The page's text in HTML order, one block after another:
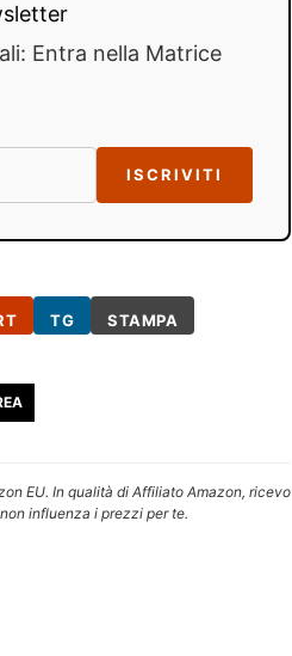
Entra nella Matrice
ISCRIVITI
TG STAMPA
EU. In qualità di Affiliato Amazon, ricevo
influenza i prezzi per te.